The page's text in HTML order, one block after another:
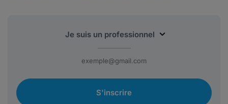
S'inscrire